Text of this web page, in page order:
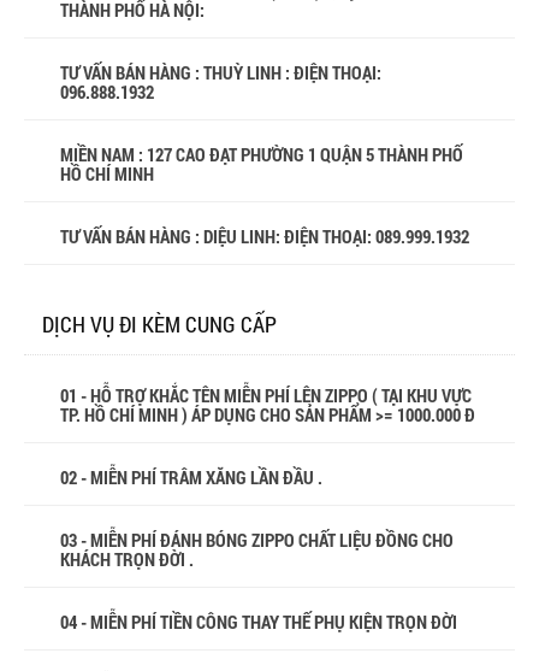
THÀNH PHỐ HÀ NỘI:
TƯ VẤN BÁN HÀNG : THUỲ LINH : ĐIỆN THOẠI:
096.888.1932
MIỀN NAM : 127 CAO ĐẠT PHƯỜNG 1 QUẬN 5 THÀNH PHỐ
HỒ CHÍ MINH
TƯ VẤN BÁN HÀNG : DIỆU LINH: ĐIỆN THOẠI: 089.999.1932
DỊCH VỤ ĐI KÈM CUNG CẤP
01 - HỖ TRỢ KHẮC TÊN MIỄN PHÍ LÊN ZIPPO ( TẠI KHU VỰC
TP. HỒ CHÍ MINH ) ÁP DỤNG CHO SẢN PHẨM >= 1000.000 Đ
02 - MIỄN PHÍ TRÂM XĂNG LẦN ĐẦU .
03 - MIỄN PHÍ ĐÁNH BÓNG ZIPPO CHẤT LIỆU ĐỒNG CHO
KHÁCH TRỌN ĐỜI .
04 - MIỄN PHÍ TIỀN CÔNG THAY THẾ PHỤ KIỆN TRỌN ĐỜI